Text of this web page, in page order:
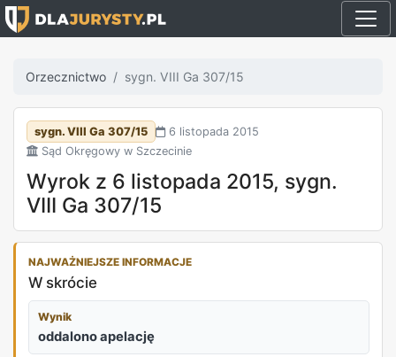
Orzecznictwo sygn. VIII Ga 307/15
sygn. VIII Ga 307/15
6 listopada 2015
Sąd Okręgowy w Szczecinie
Wyrok z 6 listopada 2015, sygn.
VIII Ga 307/15
NAJWAŻNIEJSZE INFORMACJE
W skrócie
Wynik
oddalono apelację